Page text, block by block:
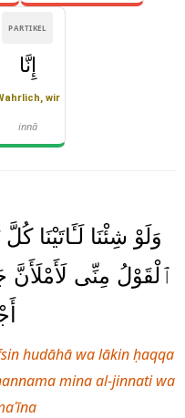
PARTIKEL
إِنَّا
wir
innā
وَلَوْ شِئْنَا
ٱلْقَوْلُ مِنِّى
hudāhā wa lākin ḥaqqa
mina al-jinnati wa